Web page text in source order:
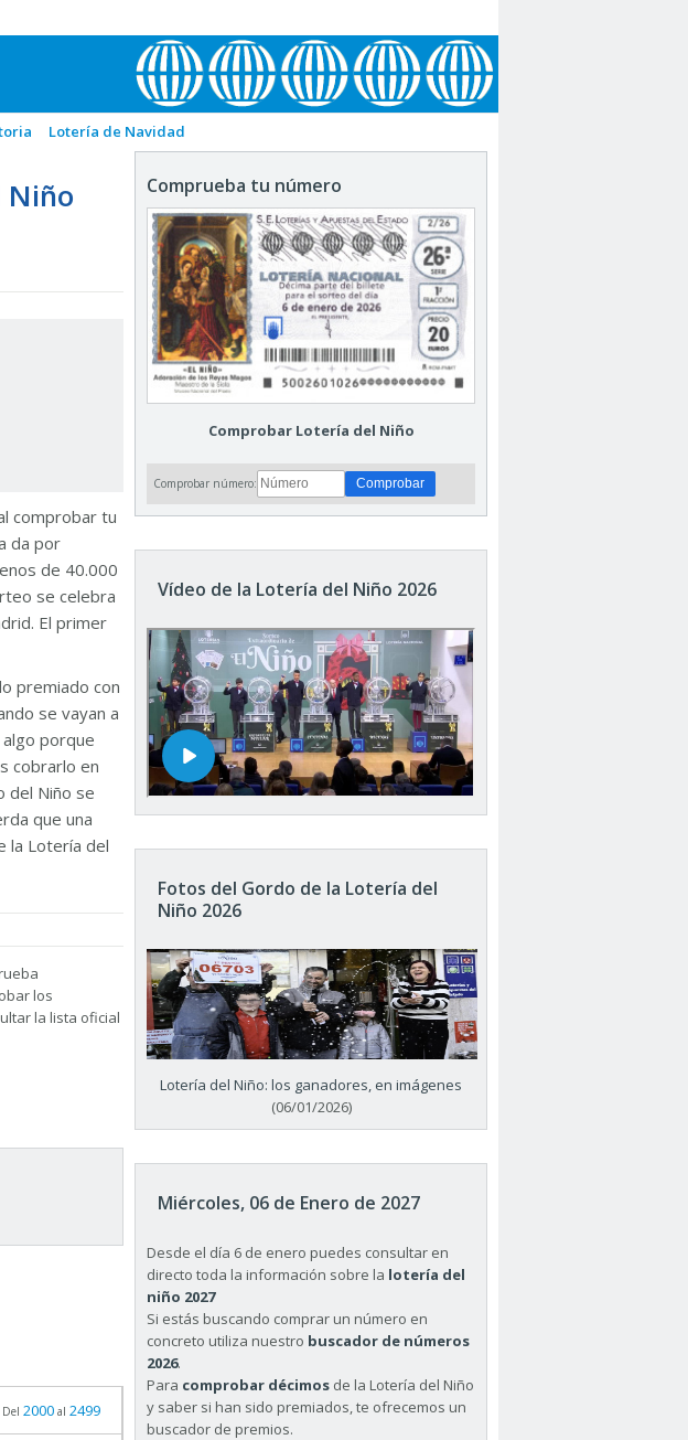
Lotería de Navidad
Niño
comprobar tu
da por
de 40.000
se celebra
El primer
premiado con
se vayan a
porque
cobrarlo en
del Niño se
que una
la Lotería del
los
la lista oficial
Del 2000 al 2499
Comprueba tu número
Comprobar Lotería del Niño
Comprobar número:
Vídeo de la Lotería del Niño 2026
Fotos del Gordo de la Lotería del
Niño 2026
Lotería del Niño: los ganadores, en imágenes
(06/01/2026)
Miércoles, 06 de Enero de 2027
Desde el día 6 de enero puedes consultar en
directo toda la información sobre la lotería del
niño 2027
Si estás buscando comprar un número en
concreto utiliza nuestro buscador de números
2026.
Para comprobar décimos de la Lotería del Niño
y saber si han sido premiados, te ofrecemos un
buscador de premios.